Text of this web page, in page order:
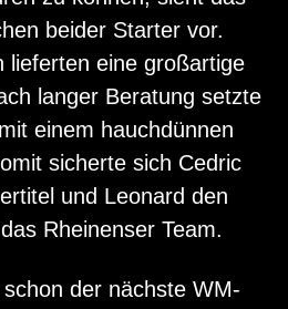
beider Starter vor.
lieferten eine großartige
langer Beratung setzte
einem hauchdünnen
sicherte sich Cedric
und Leonard den
Rheinenser Team.
der nächste WM-